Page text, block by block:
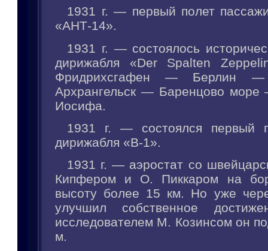
1931 г. — первый полет
«АНТ-14».
1931 г. — состоялось
дирижабля «Der Spalten
Фридрихсгафен — Берлин
Архрангельск — Баренцово
Иосифа.
1931 г. — состоялся первый
дирижабля «В-1».
1931 г. — аэростат со
Кипфером и О. Пиккаром на
высоту более 15 км. Но уже
улучшил собственное
исследователем М. Козинсом он
м.